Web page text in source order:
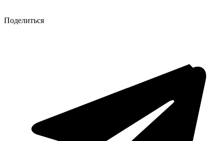
Поделиться